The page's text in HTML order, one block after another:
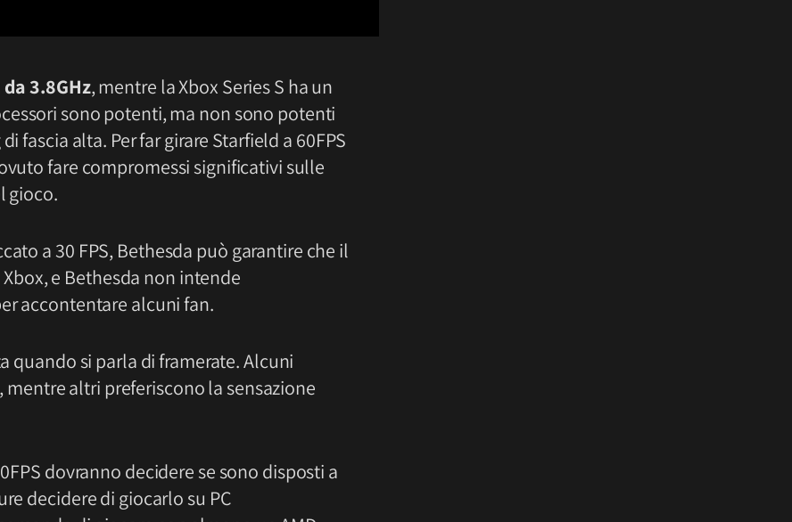
3.8GHz, mentre la Xbox Series S ha un
sono potenti, ma non sono potenti
fascia alta. Per far girare Starfield a 60FPS
fare compromessi significativi sulle
gioco.
a 30 FPS, Bethesda può garantire che il
e Bethesda non intende
accontentare alcuni fan.
quando si parla di framerate. Alcuni
altri preferiscono la sensazione
dovranno decidere se sono disposti a
decidere di giocarlo su PC